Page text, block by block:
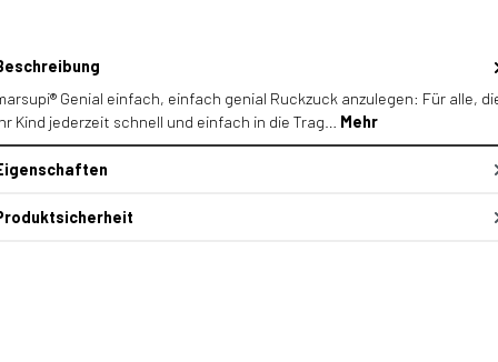
Genial einfach, einfach genial Ruckzuck anzulegen: Für alle,
Kind jederzeit schnell und einfach in die Trag… Mehr